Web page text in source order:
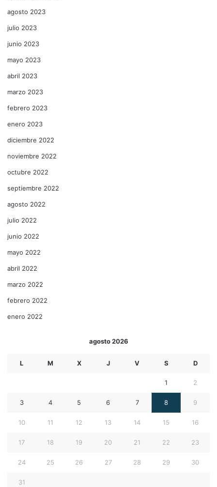
agosto 2023
julio 2023
junio 2023
mayo 2023
abril 2023
marzo 2023
febrero 2023
enero 2023
diciembre 2022
noviembre 2022
octubre 2022
septiembre 2022
agosto 2022
julio 2022
junio 2022
mayo 2022
abril 2022
marzo 2022
febrero 2022
enero 2022
agosto 2026
L M X J V S D
1 2
3 4 5 6 7 8 9
10 11 12 13 14 15 16
17 18 19 20 21 22 23
24 25 26 27 28 29 30
31